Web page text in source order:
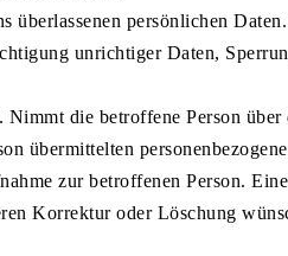
persönlichen
unrichtiger Daten,
die betroffene Person
übermittelten
zur betroffenen Person.
Korrektur oder Löschung